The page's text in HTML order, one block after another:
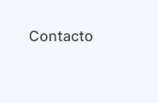
Contacto